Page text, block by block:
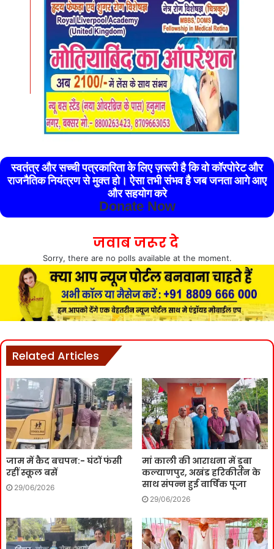
स्वतंत्र और सच्ची पत्रकारिता के लिए ज़रूरी है कि वो कॉरपोरेट और
राजनैतिक नियंत्रण से मुक्त हो। ऐसा तभी संभव है जब जनता आगे आए
और सहयोग करे
Donate Now
जवाब जरूर दे
Sorry, there are no polls available at the moment.
Related Articles
जाम में कैद बचपन:- घंटों फंसी
रहीं स्कूल बसें
29/06/2026
मां काली की आराधना में डूबा
कल्याणपुर, अखंड हरिकीर्तन के
साथ संपन्न हुई वार्षिक पूजा
29/06/2026